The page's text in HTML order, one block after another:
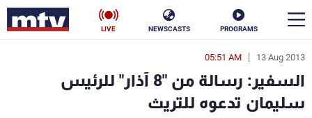
PROGRAMS
NEWSCASTS
LIVE
13 Aug 2013
05:51 AM
السفير: رسالة من "8 آذار" للرئيس
سليمان تدعوه للتريث
en
الأخبار